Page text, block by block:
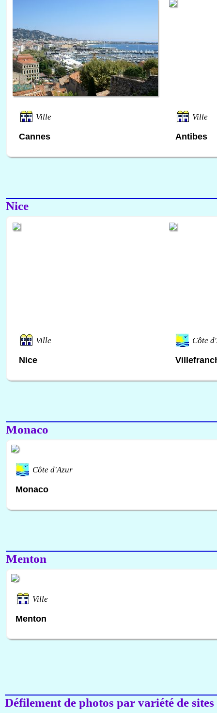
Ville
Cannes
Ville
Antibes
Nice
Ville
Nice
Côte
Monaco
Côte d'Azur
Monaco
Menton
Ville
Menton
Défilement de photos par variété de